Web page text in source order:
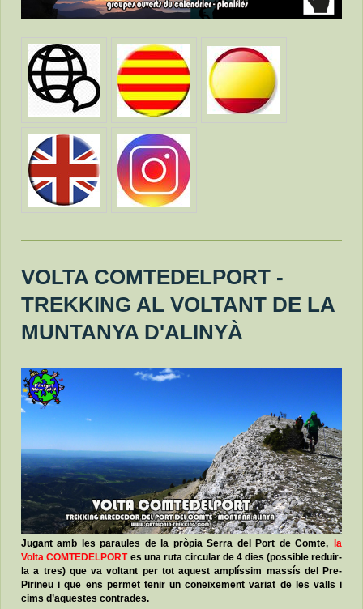
VOLTA COMTEDELPORT -
TREKKING AL VOLTANT DE LA
MUNTANYA D'ALINYÀ
Jugant amb les paraules de la pròpia Serra del Port de Comte,
la
Volta COMTEDELPORT es una ruta circular de 4 dies (possible reduir-
la a tres) que va voltant per tot aquest amplíssim massís del Pre-
Pirineu i que ens permet tenir un coneixement variat de les valls i
cims d’aquestes contrades.